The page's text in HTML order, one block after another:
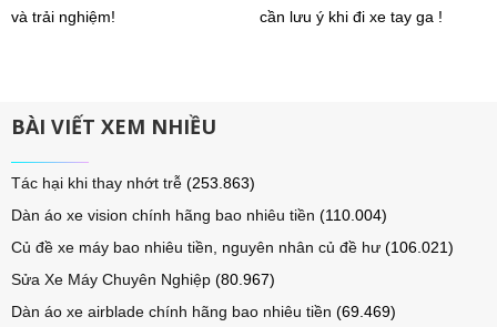
và trải nghiệm!
cần lưu ý khi đi xe tay ga !
BÀI VIẾT XEM NHIỀU
Tác hại khi thay nhớt trễ (253.863)
Dàn áo xe vision chính hãng bao nhiêu tiền (110.004)
Củ đề xe máy bao nhiêu tiền, nguyên nhân củ đề hư (106.021)
Sửa Xe Máy Chuyên Nghiệp (80.967)
Dàn áo xe airblade chính hãng bao nhiêu tiền (69.469)